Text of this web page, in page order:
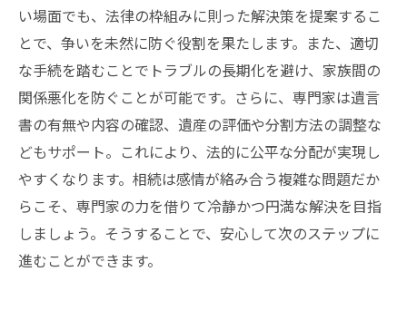
い場面でも、法律の枠組みに則った解決策を提案するこ
とで、争いを未然に防ぐ役割を果たします。また、適切
な手続を踏むことでトラブルの長期化を避け、家族間の
関係悪化を防ぐことが可能です。さらに、専門家は遺言
書の有無や内容の確認、遺産の評価や分割方法の調整な
どもサポート。これにより、法的に公平な分配が実現し
やすくなります。相続は感情が絡み合う複雑な問題だか
らこそ、専門家の力を借りて冷静かつ円満な解決を目指
しましょう。そうすることで、安心して次のステップに
進むことができます。